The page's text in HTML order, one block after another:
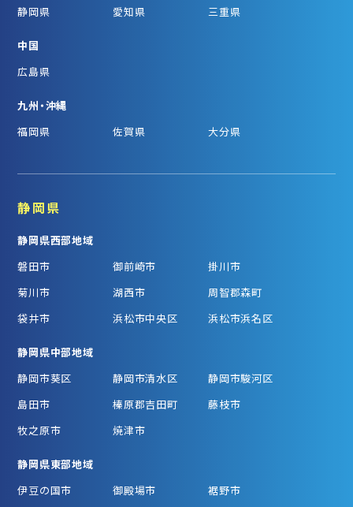
静岡県
愛知県 三重県
中国
広島県
九州・沖縄
福岡県
佐賀県 大分県
静岡県
静岡県西部地域
磐田市
御前崎市
掛川市
菊川市
湖西市
周智郡森町
袋井市
浜松市中央区 浜松市浜名区
静岡県中部地域
静岡市葵区
静岡市清水区
静岡市駿河区
島田市
榛原郡吉田町
藤枝市
牧之原市
焼津市
静岡県東部地域
伊豆の国市
御殿場市
裾野市